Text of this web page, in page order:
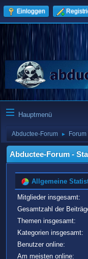
Einloggen
Hauptmenü
Abductee-Forum ► Forum
Abductee-Forum -
Allgemeine
Mitglieder insgesamt:
Gesamtzahl der
Themen insgesamt:
Kategorien insgesamt:
Benutzer online:
Am meisten online: